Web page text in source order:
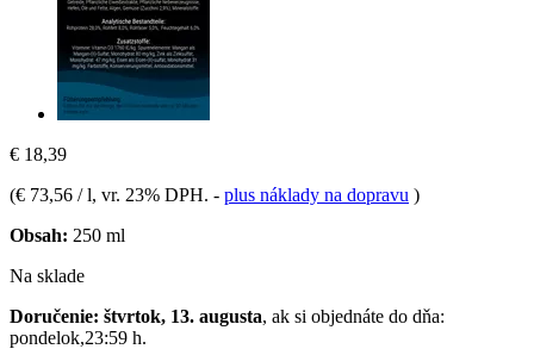
€ 18,39
(€ 73,56 / l, vr. 23% DPH. - plus náklady na dopravu )
Obsah: 250 ml
Na sklade
Doručenie: štvrtok, 13. augusta, ak si objednáte do dňa:
pondelok,23:59 h.